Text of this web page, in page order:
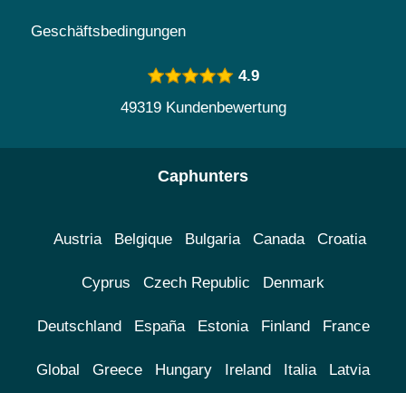
Geschäftsbedingungen
4.9
49319 Kundenbewertung
Caphunters
Austria Belgique Bulgaria Canada Croatia
Cyprus Czech Republic Denmark
Deutschland España Estonia Finland France
Global Greece Hungary Ireland Italia Latvia